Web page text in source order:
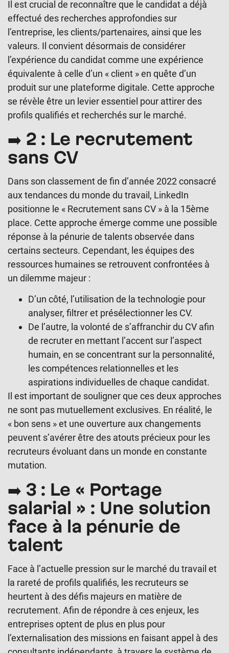
Il est crucial de reconnaître que le candidat a déjà
effectué des recherches approfondies sur
l’entreprise, les clients/partenaires, ainsi que les
valeurs. Il convient désormais de considérer
l’expérience du candidat comme une expérience
équivalente à celle d’un « client » en quête d’un
produit sur une plateforme digitale. Cette approche
se révèle être un levier essentiel pour attirer des
profils qualifiés et recherchés sur le marché.
➡️ 2 : Le recrutement
sans CV
Dans son classement de fin d’année 2022 consacré
aux tendances du monde du travail, LinkedIn
positionne le « Recrutement sans CV » à la 15ème
place. Cette approche émerge comme une possible
réponse à la pénurie de talents observée dans
certains secteurs. Cependant, les équipes des
ressources humaines se retrouvent confrontées à
un dilemme majeur :
D’un côté, l’utilisation de la technologie pour
analyser, filtrer et présélectionner les CV.
De l’autre, la volonté de s’affranchir du CV afin
de recruter en mettant l’accent sur l’aspect
humain, en se concentrant sur la personnalité,
les compétences relationnelles et les
aspirations individuelles de chaque candidat.
Il est important de souligner que ces deux approches
ne sont pas mutuellement exclusives. En réalité, le
« bon sens » et une ouverture aux changements
peuvent s’avérer être des atouts précieux pour les
recruteurs évoluant dans un monde en constante
mutation.
➡️ 3 : Le « Portage
salarial » : Une solution
face à la pénurie de
talent
Face à l’actuelle pression sur le marché du travail et
la rareté de profils qualifiés, les recruteurs se
heurtent à des défis majeurs en matière de
recrutement. Afin de répondre à ces enjeux, les
entreprises optent de plus en plus pour
l’externalisation des missions en faisant appel à des